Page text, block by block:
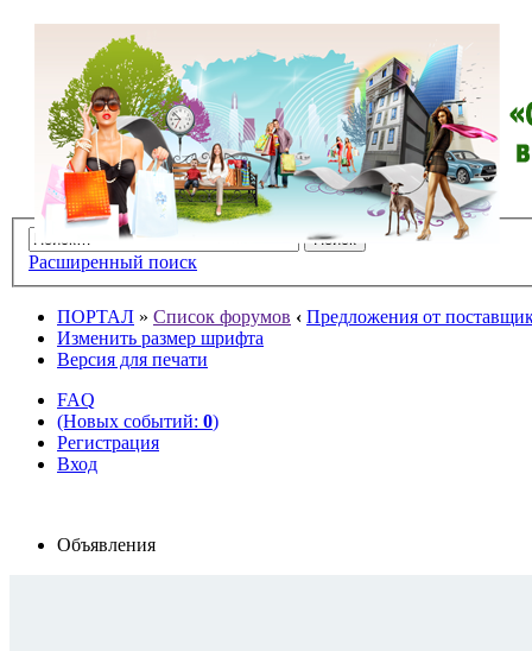
Расширенный поиск
ПОРТАЛ » Список форумов ‹ Предложения от
Изменить размер шрифта
Версия для печати
FAQ
(Новых событий: 0)
Регистрация
Вход
Объявления